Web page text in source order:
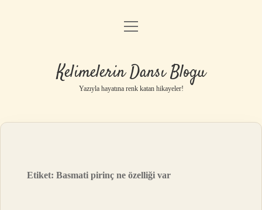
Anasayfa
Yasal Uyarı
menüyü
Kelimelerin Dansı Blogu
Yazıyla hayatına renk katan hikayeler!
Etiket:Basmati pirinç ne özelliği var